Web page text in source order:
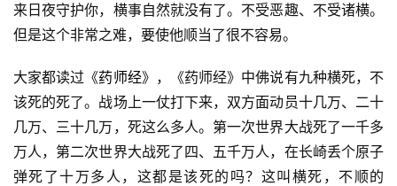
来日夜守护你，横事自然就没有了。不受恶趣、不受诸横。
但是这个非常之难，要使他顺当了很不容易。
大家都读过《药师经》，《药师经》中佛说有九种横死，不
该死的死了。战场上一仗打下来，双方面动员十几万、二十
几万、三十几万，死这么多人。第一次世界大战死了一千多
万人，第二次世界大战死了四、五千万人，在长崎丢个原子
弹死了十万多人，这都是该死的吗？这叫横死，不顺的